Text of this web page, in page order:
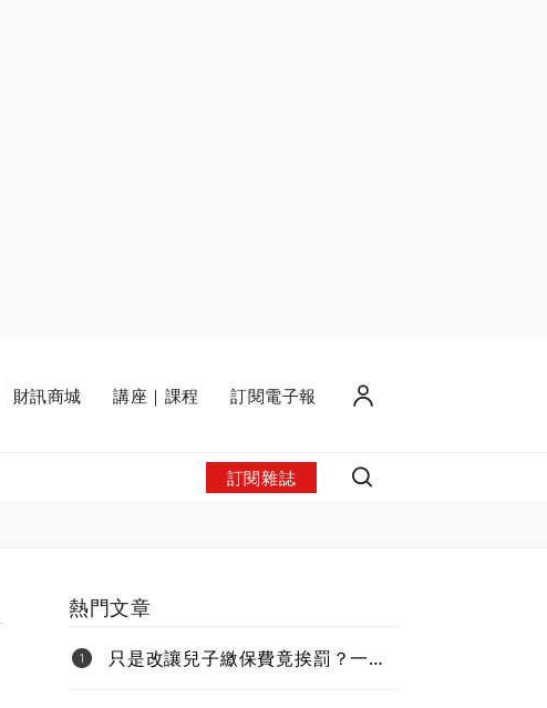
財訊商城 講座｜課程 訂閱電子報
訂閱雜誌
熱門文章
只是改讓兒子繳保費竟挨罰？一次